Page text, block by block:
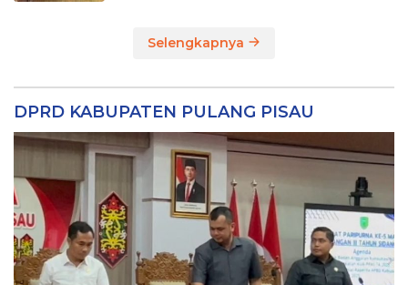
Selengkapnya
DPRD KABUPATEN PULANG PISAU